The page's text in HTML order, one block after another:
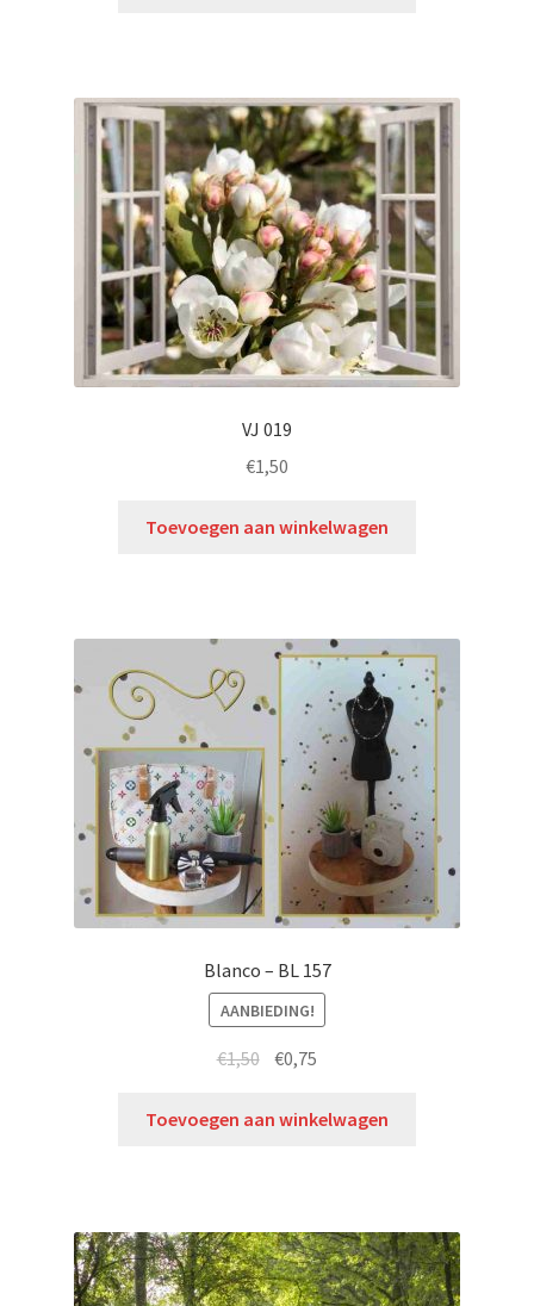
VJ 019
€1,50
Toevoegen aan winkelwagen
Blanco – BL 157
AANBIEDING!
€1,50 €0,75
Toevoegen aan winkelwagen